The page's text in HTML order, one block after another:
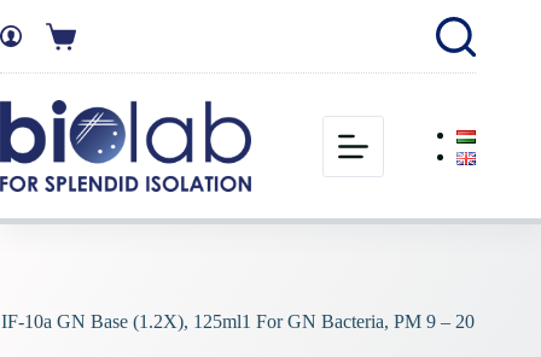
IF-10a GN Base (1.2X), 125ml1 For GN Bacteria, PM 9 – 20